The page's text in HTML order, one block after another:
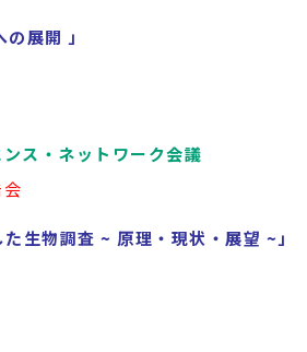
展開 」
ス・ネットワーク会議
生物調査 ~ 原理・現状・展望 ~」